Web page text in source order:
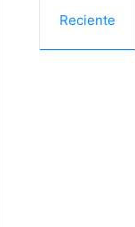
Reciente